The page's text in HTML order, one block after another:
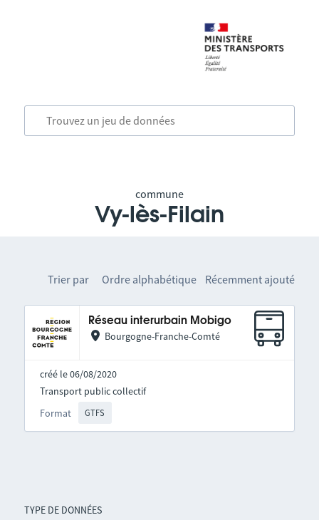
commune
Vy-lès-Filain
TYPE DE DONNÉES
Trier par Ordre alphabétique Récemment ajouté
Réseau interurbain Mobigo
Bourgogne-Franche-Comté
créé le 06/08/2020
Format GTFS
Transport public collectif